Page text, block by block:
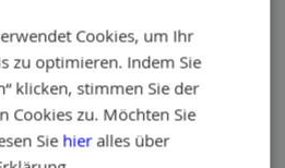
Cookies, um Ihr
zu optimieren. Indem Sie
klicken, stimmen Sie der
Cookies zu. Möchten Sie
Sie hieralles über